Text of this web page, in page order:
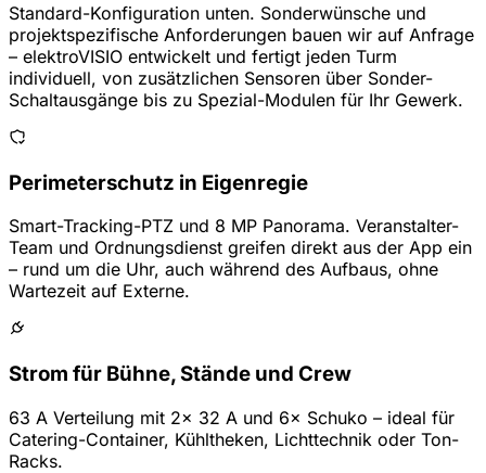
Standard-Konfiguration unten. Sonderwünsche und
projektspezifische Anforderungen bauen wir auf Anfrage
– elektroVISIO entwickelt und fertigt jeden Turm
individuell, von zusätzlichen Sensoren über Sonder-
Schaltausgänge bis zu Spezial-Modulen für Ihr Gewerk.
Perimeterschutz in Eigenregie
Smart-Tracking-PTZ und 8 MP Panorama. Veranstalter-
Team und Ordnungsdienst greifen direkt aus der App ein
– rund um die Uhr, auch während des Aufbaus, ohne
Wartezeit auf Externe.
Strom für Bühne, Stände und Crew
63 A Verteilung mit 2× 32 A und 6× Schuko – ideal für
Catering-Container, Kühltheken, Lichttechnik oder Ton-
Racks.